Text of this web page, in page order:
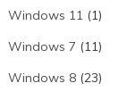
Windows 11(1)
Windows 7 (11)
Windows 8(23)